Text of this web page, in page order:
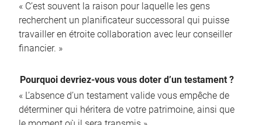
« C’est souvent la raison pour laquelle les gens
recherchent un planificateur successoral qui puisse
travailler en étroite collaboration avec leur conseiller
financier. »
Pourquoi devriez-vous vous doter d’un testament ?
« L’absence d’un testament valide vous empêche de
déterminer qui héritera de votre patrimoine, ainsi que